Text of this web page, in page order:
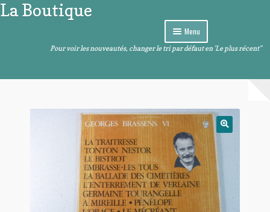
Aller
à
Aller
au
La Boutique
Menu
Ouvrir
menu
enfant
Images et sons
Ouvrir
le
menu
enfant
Ouvrir
le
menu
Ouvrir
le
menu
enfant
Ouvrir
Pour voir les nouveautés, changer le tri par défaut en 'Le plus récent"